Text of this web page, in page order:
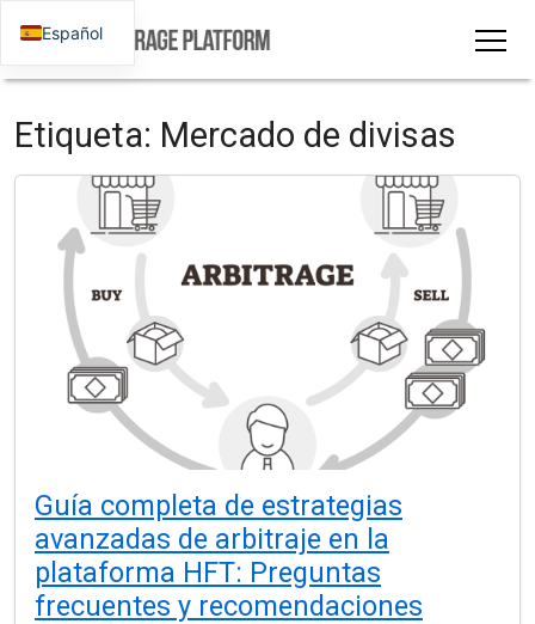
Etiqueta: Mercado de divisas
Guía completa de estrategias
avanzadas de arbitraje en la
plataforma HFT: Preguntas
frecuentes y recomendaciones
Español